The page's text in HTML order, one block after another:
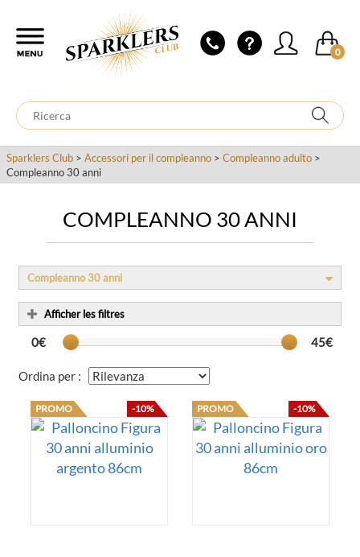
0
Sparklers Club > Accessori per il compleanno > Compleanno adulto >
Compleanno 30 anni
COMPLEANNO 30 ANNI
0€ 45€
Afficher les filtres
Compleanno 30 anni
Ordina per :
PROMO -10% PROMO -10%